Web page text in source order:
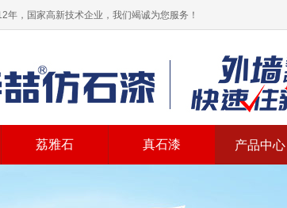
年，国家高新技术企业，我们竭诚为您服务！
荔雅石 真石漆 产品中心